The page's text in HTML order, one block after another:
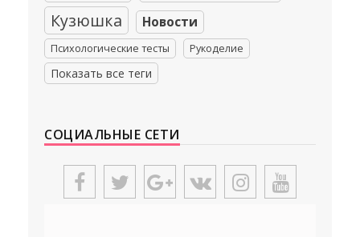
Кузюшка Новости
Психологические тесты Рукоделие
Показать все теги
СОЦИАЛЬНЫЕ СЕТИ